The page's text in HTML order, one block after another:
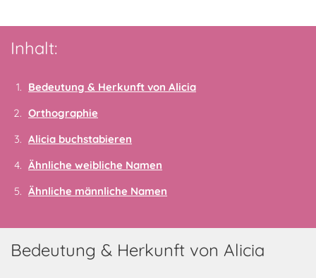
Inhalt:
Bedeutung & Herkunft von Alicia
Orthographie
Alicia buchstabieren
Ähnliche weibliche Namen
Ähnliche männliche Namen
Bedeutung & Herkunft von Alicia